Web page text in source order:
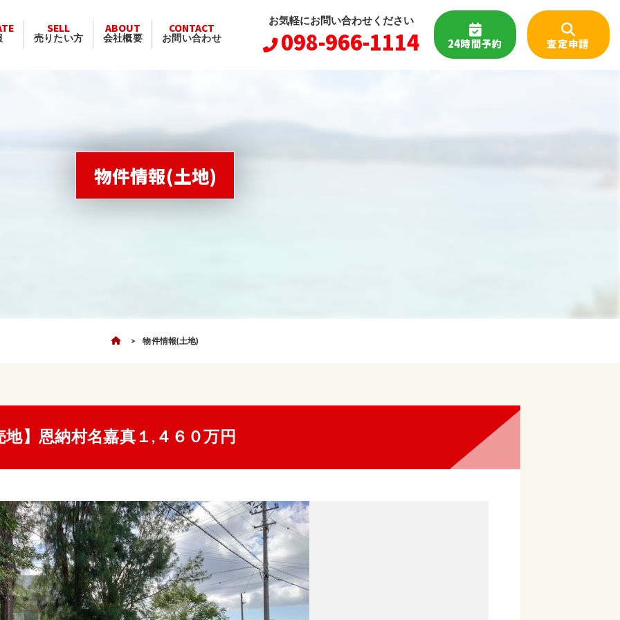
SELL
売りたい方
ABOUT
会社概要
CONTACT
お問い合わせ
お気軽にお問い合わせください
098-966-1114 24時間予約 査定申請
物件情報(土地)
物件情報(土地)
地】恩納村名嘉真１,４６０万円